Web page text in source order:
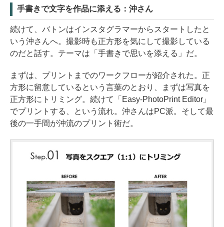
手書きで文字を作品に添える：沖さん
続けて、バトンはインスタグラマーからスタートしたと
いう沖さんへ。撮影時も正方形を気にして撮影している
のだと話す。テーマは「手書きで思いを添える」だ。
まずは、プリントまでのワークフローが紹介された。正
方形に留意しているという言葉のとおり、まずは写真を
正方形にトリミング。続けて「Easy-PhotoPrint Editor」
でプリントする、という流れ。沖さんはPC派。そして最
後の一手間が沖流のプリント術だ。